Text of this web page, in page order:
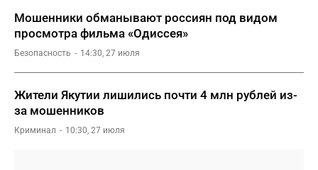
Мошенники обманывают россиян под видом
просмотра фильма «Одиссея»
Безопасность 14:30, 27 июля
Жители Якутии лишились почти 4 млн рублей из-
за мошенников
Криминал 10:30, 27 июля